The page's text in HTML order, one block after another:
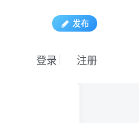
发布
登录 注册